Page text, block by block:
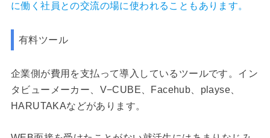
に働く社員との交流の場に使われることもあります。
有料ツール
企業側が費用を支払って導入しているツールです。イン
タビューメーカー、V−CUBE、Facehub、playse、
HARUTAKAなどがあります。